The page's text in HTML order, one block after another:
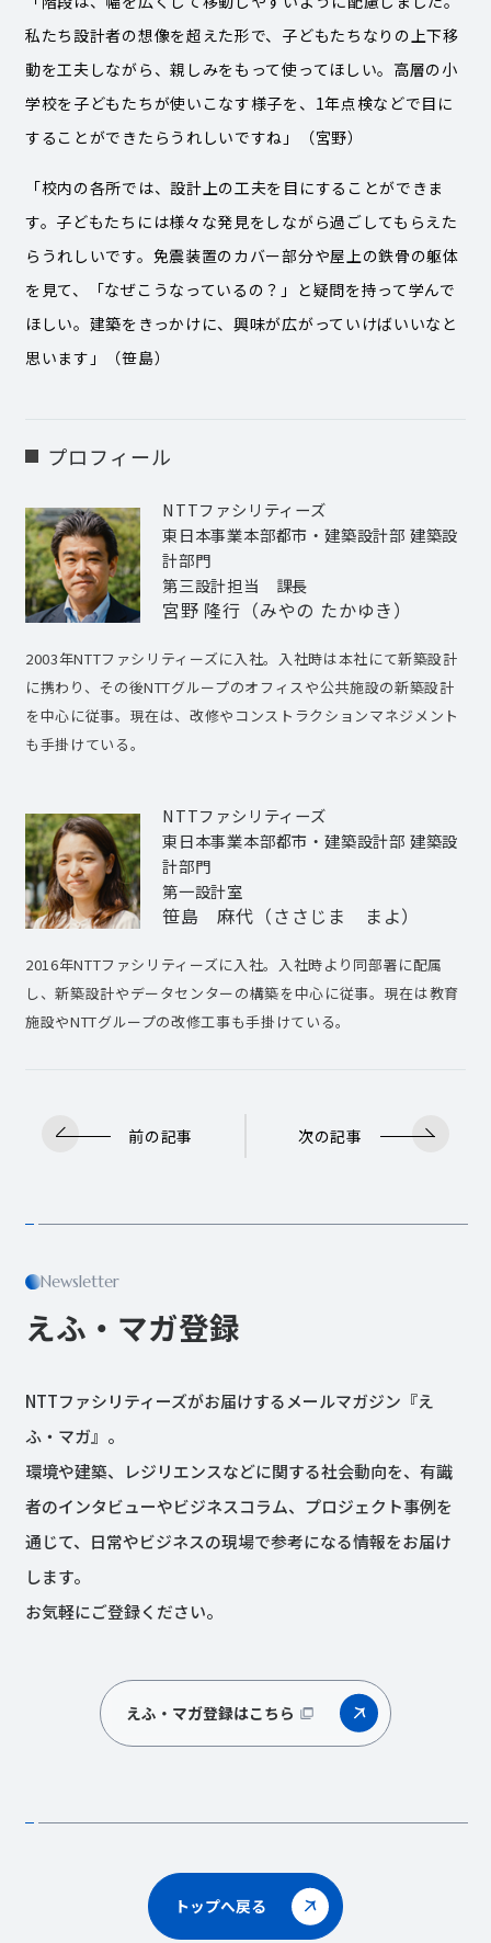
私たち設計者の想像を超えた形で、子どもたちなりの上下移
動を工夫しながら、親しみをもって使ってほしい。高層の小
学校を子どもたちが使いこなす様子を、1年点検などで目に
することができたらうれしいですね」（宮野）
「校内の各所では、設計上の工夫を目にすることができま
す。子どもたちには様々な発見をしながら過ごしてもらえた
らうれしいです。免震装置のカバー部分や屋上の鉄骨の躯体
を見て、「なぜこうなっているの？」と疑問を持って学んで
ほしい。建築をきっかけに、興味が広がっていけばいいなと
思います」（笹島）
プロフィール
NTTファシリティーズ
東日本事業本部都市・建築設計部 建築設
計部門
第三設計担当 課長
宮野 隆行（みやの たかゆき）
2003年NTTファシリティーズに入社。入社時は本社にて新築設計
に携わり、その後NTTグループのオフィスや公共施設の新築設計
を中心に従事。現在は、改修やコンストラクションマネジメント
も手掛けている。
NTTファシリティーズ
東日本事業本部都市・建築設計部 建築設
計部門
第一設計室
笹島 麻代（ささじま まよ）
2016年NTTファシリティーズに入社。入社時より同部署に配属
し、新築設計やデータセンターの構築を中心に従事。現在は教育
施設やNTTグループの改修工事も手掛けている。
前の記事 次の記事
Newsletter
えふ・マガ登録
NTTファシリティーズがお届けするメールマガジン『え
ふ・マガ』。
環境や建築、レジリエンスなどに関する社会動向を、有識
者のインタビューやビジネスコラム、プロジェクト事例を
通じて、日常やビジネスの現場で参考になる情報をお届け
します。
お気軽にご登録ください。
えふ・マガ登録はこちら
トップへ戻る